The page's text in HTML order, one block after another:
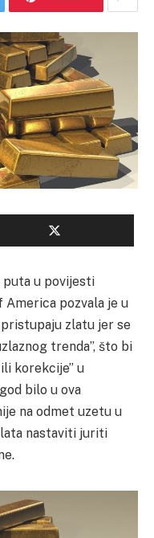
puta u povijesti
pozvala je u
zlatu jer se
trenda”, što bi
korekcije” u
bilo u ova
na odmet uzetu u
nastaviti juriti